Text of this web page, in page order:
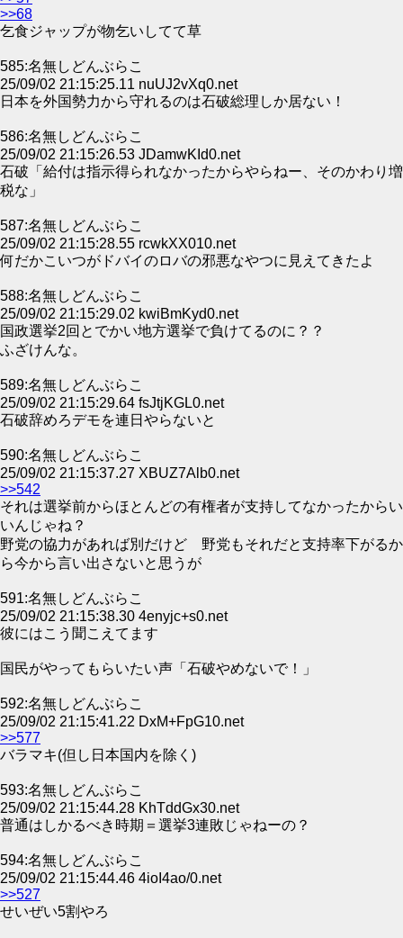
>>68
乞食ジャップが物乞いしてて草
585:名無しどんぶらこ
25/09/02 21:15:25.11 nuUJ2vXq0.net
日本を外国勢力から守れるのは石破総理しか居ない！
586:名無しどんぶらこ
25/09/02 21:15:26.53 JDamwKId0.net
石破「給付は指示得られなかったからやらねー、そのかわり増
税な」
587:名無しどんぶらこ
25/09/02 21:15:28.55 rcwkXX010.net
何だかこいつがドバイのロバの邪悪なやつに見えてきたよ
588:名無しどんぶらこ
25/09/02 21:15:29.02 kwiBmKyd0.net
国政選挙2回とでかい地方選挙で負けてるのに？？
ふざけんな。
589:名無しどんぶらこ
25/09/02 21:15:29.64 fsJtjKGL0.net
石破辞めろデモを連日やらないと
590:名無しどんぶらこ
25/09/02 21:15:37.27 XBUZ7Alb0.net
>>542
それは選挙前からほとんどの有権者が支持してなかったからい
いんじゃね？
野党の協力があれば別だけど 野党もそれだと支持率下がるか
ら今から言い出さないと思うが
591:名無しどんぶらこ
25/09/02 21:15:38.30 4enyjc+s0.net
彼にはこう聞こえてます
国民がやってもらいたい声「石破やめないで！」
592:名無しどんぶらこ
25/09/02 21:15:41.22 DxM+FpG10.net
>>577
バラマキ(但し日本国内を除く)
593:名無しどんぶらこ
25/09/02 21:15:44.28 KhTddGx30.net
普通はしかるべき時期＝選挙3連敗じゃねーの？
594:名無しどんぶらこ
25/09/02 21:15:44.46 4ioI4ao/0.net
>>527
せいぜい5割やろ